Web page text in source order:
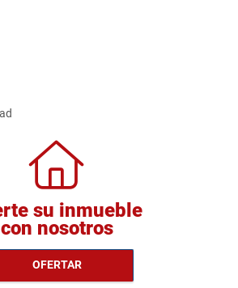
su inmueble
con nosotros
OFERTAR